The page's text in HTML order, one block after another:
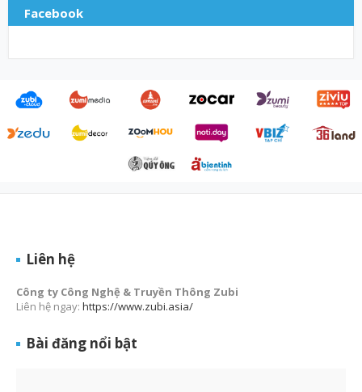
Facebook
Liên hệ
Công ty Công Nghệ & Truyền Thông Zubi
Liên hệ ngay: https://www.zubi.asia/
Bài đăng nổi bật